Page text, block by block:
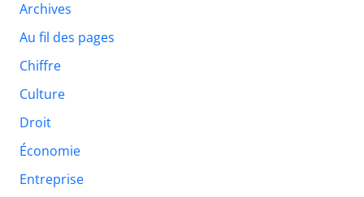
Archives
Au fil des pages
Chiffre
Culture
Droit
Économie
Entreprise